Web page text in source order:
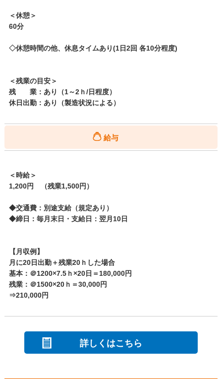
＜休憩＞
60分
◇休憩時間の他、休息タイムあり(1日2回 各10分程度)
＜残業の目安＞
残 業：あり（1～2ｈ/日程度）
休日出勤：あり（製造状況による）
給与
＜時給＞
1,200円 （残業1,500円）
◆交通費：別途支給（規定あり）
◆締日：毎月末日・支給日：翌月10日
【月収例】
月に20日出勤＋残業20ｈした場合
基本：＠1200×7.5ｈ×20日＝180,000円
残業：＠1500×20ｈ＝30,000円
⇒210,000円
詳しくはこちら